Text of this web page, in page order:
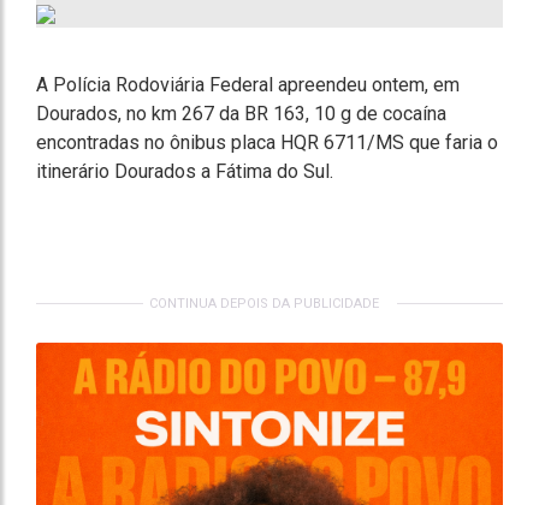
A Polícia Rodoviária Federal apreendeu ontem, em
Dourados, no km 267 da BR 163, 10 g de cocaína
encontradas no ônibus placa HQR 6711/MS que faria o
itinerário Dourados a Fátima do Sul.
CONTINUA DEPOIS DA PUBLICIDADE